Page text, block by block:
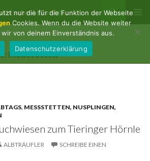
albtips.de – Die Schwäbische Alb entdecken
MENÜ
Meßstetten
, MESSSTETTEN, NUSPLINGEN, O
zum Tieringer Hörnle
ALBTRÄUFLER
SCHREIBE EINEN
nur die für die Funktion der Webseite
Cookies. Wenn du die Website weiter
von deinem Einverständnis aus.
Datenschutzerklärung